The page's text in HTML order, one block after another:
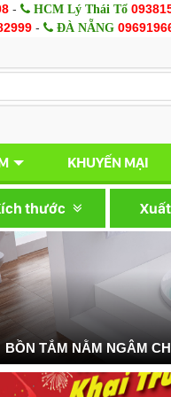
- HCM Lý Thái Tổ
- ĐÀ NẴNG
KHUYẾN MẠI
thước
BỒN TẮM NẰM NGÂM